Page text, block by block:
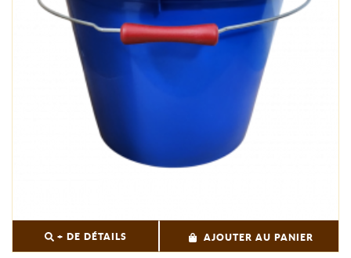
+ DE DÉTAILS AJOUTER AU PANIER